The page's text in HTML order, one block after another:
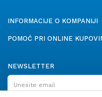
INFORMACIJE O KOMPANIJI
POMOĆ PRI ONLINE
NEWSLETTER